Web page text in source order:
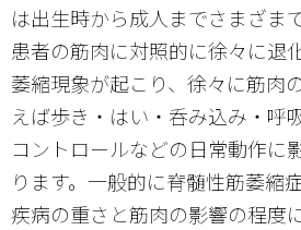
は出生時から成人までさまざま
患者の筋肉に対照的に徐々に退
萎縮現象が起こり、徐々に筋肉
えば歩き・はい・呑み込み・呼
コントロールなどの日常動作に
ります。一般的に脊髄性筋萎縮
疾病の重さと筋肉の影響の程度